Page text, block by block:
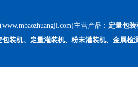
主营产品： 定量包装
装机、定量灌装机、粉末灌装机、金属检